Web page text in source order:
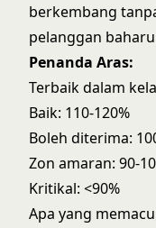
berkembang
pelanggan
Penanda Aras:
Terbaik dalam
Baik: 110-120%
Boleh diterima:
Zon amaran: 90-
Kritikal: <90%
Apa yang